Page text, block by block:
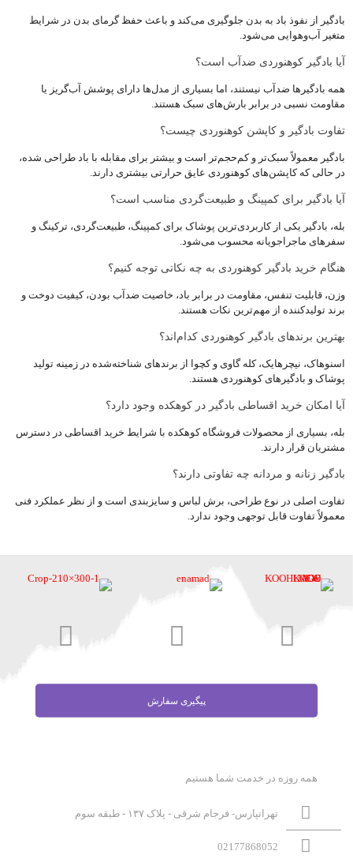
بادگیر از نفوذ باد به بدن جلوگیری می‌کند و باعث حفظ گرمای بدن در شرایط
متغیر آب‌وهوایی می‌شود.
آیا بادگیر کوهنوردی ضدآب است؟
همه بادگیرها ضدآب نیستند، اما بسیاری از مدل‌ها دارای پوشش آب‌گریز یا
مقاومت نسبی در برابر بارش‌های سبک هستند.
تفاوت بادگیر و کاپشن کوهنوردی چیست؟
بادگیر معمولاً سبک‌تر و کم‌حجم‌تر است و بیشتر برای مقابله با باد طراحی شده،
در حالی که کاپشن‌های کوهنوردی عایق حرارتی بیشتری دارند.
آیا بادگیر برای کمپینگ و طبیعت‌گردی مناسب است؟
بله، بادگیر یکی از کاربردی‌ترین پوشاک برای کمپینگ، طبیعت‌گردی، ترکینگ و
سفرهای ماجراجویانه محسوب می‌شود.
هنگام خرید بادگیر کوهنوردی به چه نکاتی توجه کنیم؟
وزن، قابلیت تنفس، مقاومت در برابر باد، خاصیت ضدآب بودن، کیفیت دوخت و
برند تولیدکننده از مهم‌ترین نکات هستند.
بهترین برندهای بادگیر کوهنوردی کدام‌اند؟
اسنوهاک، نیچرهایک، کله گاوی و کچوا از برندهای شناخته‌شده در زمینه تولید
پوشاک و بادگیرهای کوهنوردی هستند.
آیا امکان خرید اقساطی بادگیر در کوهکده وجود دارد؟
بله، بسیاری از محصولات فروشگاه کوهکده با شرایط خرید اقساطی در دسترس
مشتریان قرار دارند.
بادگیر زنانه و مردانه چه تفاوتی دارند؟
تفاوت اصلی در نوع طراحی، برش لباس و سایزبندی است و از نظر عملکرد فنی
معمولاً تفاوت قابل توجهی وجود ندارد.
پیگیری سفارش
همه روزه در خدمت شما هستیم
تهرانپارس- فرجام شرقی - پلاک ۱۳۷ - طبقه سوم
02177868052